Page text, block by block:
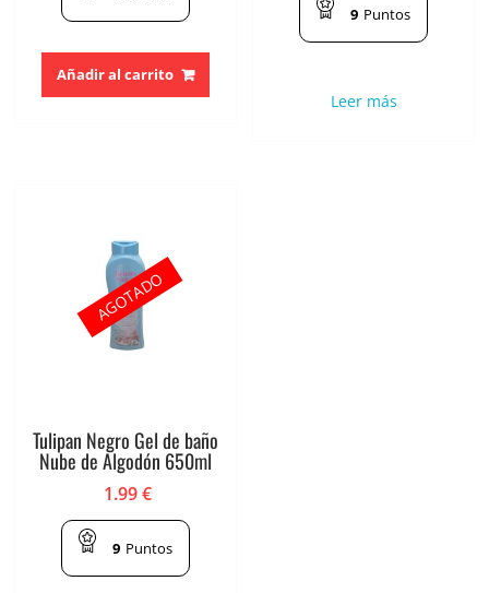
Añadir al carrito
9 Puntos
Leer más
Tulipan Negro Gel de baño
Nube de Algodón 650ml
1.99€
9 Puntos
AGOTADO